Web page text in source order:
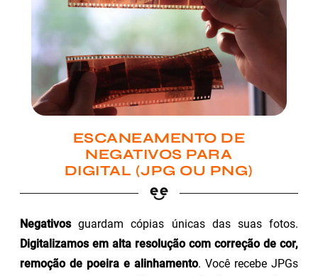
ESCANEAMENTO DE
NEGATIVOS PARA
DIGITAL (JPG OU PNG)
Negativosguardam cópias únicas das suas fotos.
Digitalizamos em alta resolução com correção de cor,
remoção de poeira e alinhamento. Você recebe JPGs